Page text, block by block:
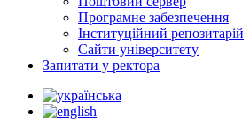
Програмне забезпечення
Інституційний репозитарій
Сайти університету
Запитати у ректора